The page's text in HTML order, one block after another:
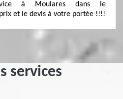
à Moulares dans le
et le devis à votre portée !!!!
services